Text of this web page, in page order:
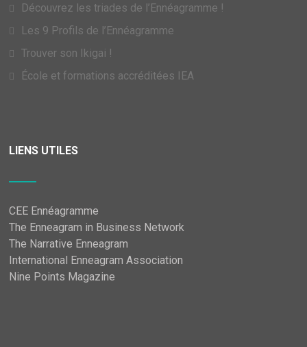
Découvrez les triades de l’Ennéagramme !
Les 9 Profils de l’Ennéagramme
Trouver son Ikigai !
École et formations accréditées IEA
LIENS UTILES
CEE Ennéagramme
The Enneagram in Business Network
The Narrative Enneagram
International Enneagram Association
Nine Points Magazine